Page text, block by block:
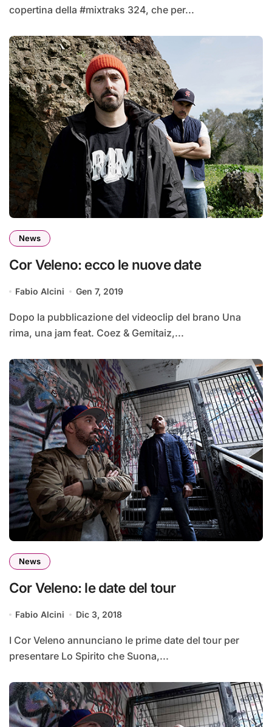
copertina della #mixtraks 324, che per...
News
Cor Veleno: ecco le nuove date
Fabio Alcini Gen 7, 2019
Dopo la pubblicazione del videoclip del brano Una
rima, una jam feat. Coez & Gemitaiz,...
News
Cor Veleno: le date del tour
Fabio Alcini Dic 3, 2018
I Cor Veleno annunciano le prime date del tour per
presentare Lo Spirito che Suona,...